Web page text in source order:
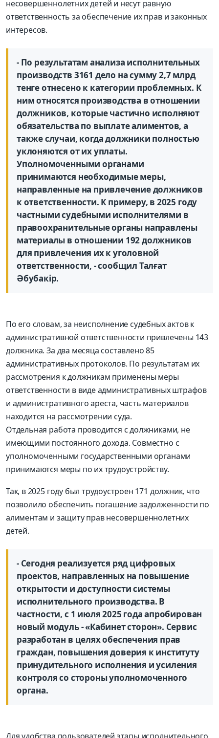
несовершеннолетних детей и несут равную
ответственность за обеспечение их прав и законных
интересов.
- По результатам анализа исполнительных
производств 3161 дело на сумму 2,7 млрд
тенге отнесено к категории проблемных. К
ним относятся производства в отношении
должников, которые частично исполняют
обязательства по выплате алиментов, а
также случаи, когда должники полностью
уклоняются от их уплаты.
Уполномоченными органами
принимаются необходимые меры,
направленные на привлечение должников
к ответственности. К примеру, в 2025 году
частными судебными исполнителями в
правоохранительные органы направлены
материалы в отношении 192 должников
для привлечения их к уголовной
ответственности, - сообщил Талғат
Әбубакір.
По его словам, за неисполнение судебных актов к
административной ответственности привлечены 143
должника. За два месяца составлено 85
административных протоколов. По результатам их
рассмотрения к должникам применены меры
ответственности в виде административных штрафов
и административного ареста, часть материалов
находится на рассмотрении суда.
Отдельная работа проводится с должниками, не
имеющими постоянного дохода. Совместно с
уполномоченными государственными органами
принимаются меры по их трудоустройству.
Так, в 2025 году был трудоустроен 171 должник, что
позволило обеспечить погашение задолженности по
алиментам и защиту прав несовершеннолетних
детей.
- Сегодня реализуется ряд цифровых
проектов, направленных на повышение
открытости и доступности системы
исполнительного производства. В
частности, с 1 июля 2025 года апробирован
новый модуль - «Кабинет сторон». Сервис
разработан в целях обеспечения прав
граждан, повышения доверия к институту
принудительного исполнения и усиления
контроля со стороны уполномоченного
органа.